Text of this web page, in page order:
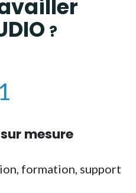
?
1
mesure
formation, support